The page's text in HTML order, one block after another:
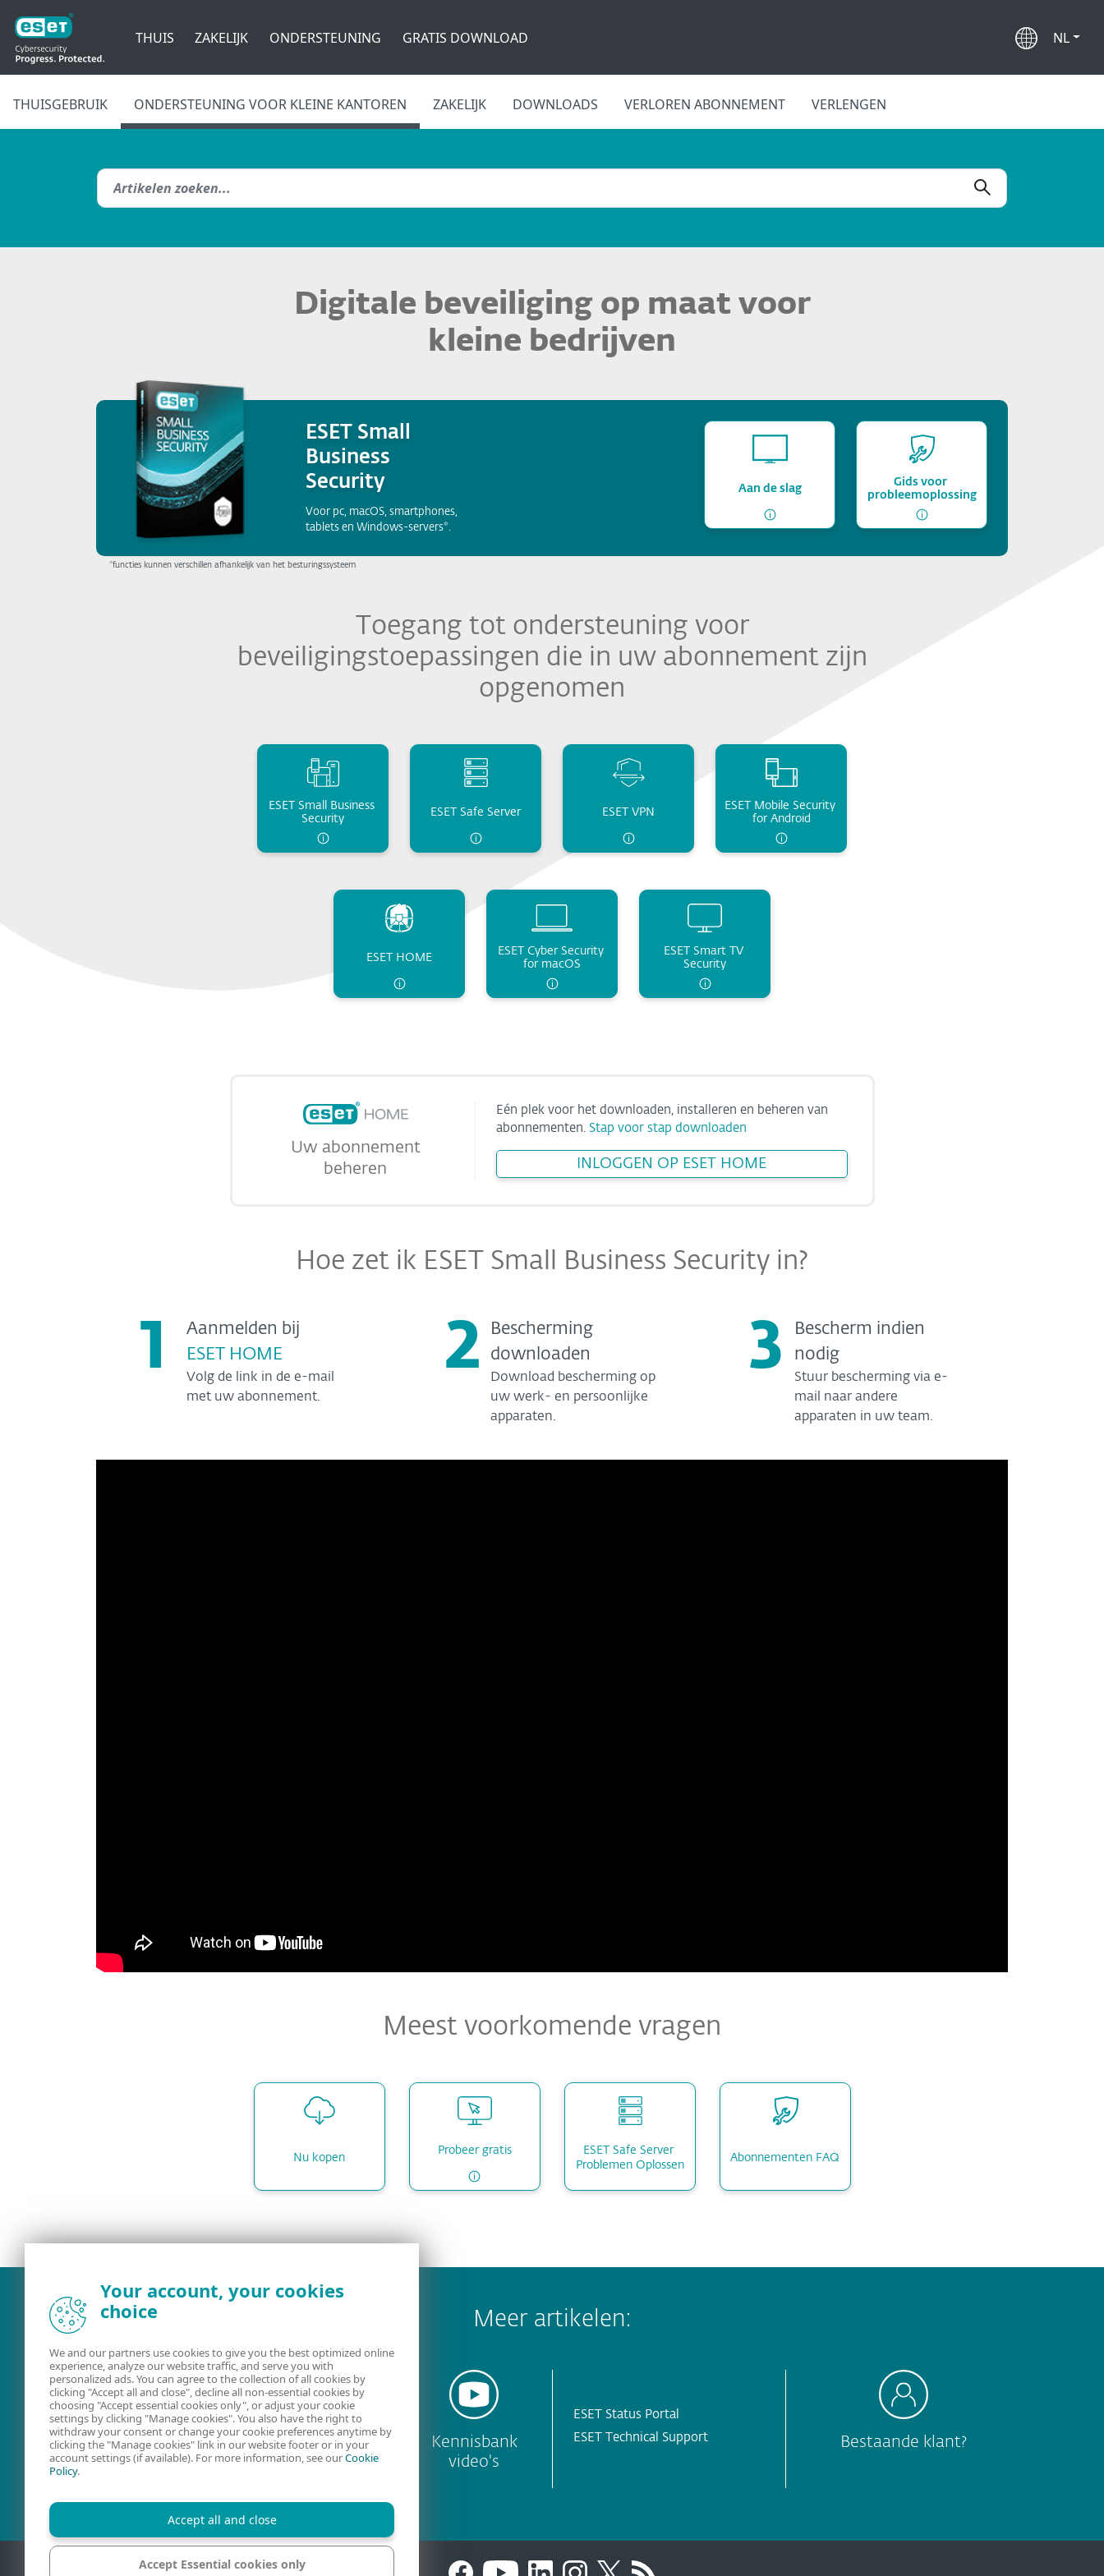
THUIS ZAKELIJK ONDERSTEUNING GRATIS DOWNLOAD NL
THUISGEBRUIK ONDERSTEUNING VOOR KLEINE KANTOREN ZAKELIJK DOWNLOADS VERLOREN ABONNEMENT VERLENGEN
Digitale beveiliging op maat voor
kleine bedrijven
ESET Small
Business
Security
Voor pc, macOS, smartphones,
tablets en Windows-servers*.
Aan de slag
Gids voor
probleemoplossing
*functies kunnen verschillen afhankelijk van het besturingssysteem
Toegang tot ondersteuning voor
beveiligingstoepassingen die in uw abonnement zijn
opgenomen
ESET Small Business
Security
ESET Safe Server ESET VPN
ESET Mobile Security
for Android
ESET HOME
ESET Cyber Security
for macOS
ESET Smart TV
Security
Uw abonnement
beheren
Eén plek voor het downloaden, installeren en beheren van
abonnementen. Stap voor stap downloaden
INLOGGEN OP ESET HOME
Hoe zet ik ESET Small Business Security in?
1
Aanmelden bij
ESET HOME
Volg de link in de e-mail
met uw abonnement.
2
Bescherming
downloaden
Download bescherming op
uw werk- en persoonlijke
apparaten.
3
Bescherm indien
nodig
Stuur bescherming via e-
mail naar andere
apparaten in uw team.
Meest voorkomende vragen
Nu kopen
Probeer gratis
ESET Safe Server
Problemen Oplossen
Abonnementen FAQ
Meer artikelen:
Documentatie
ESET Security
Forum
Kennisbank
video's
ESET Status Portal
ESET Technical Support
Bestaande klant?
Your account, your cookies
choice
We and our partners use cookies to give you the best optimized online
experience, analyze our website traffic, and serve you with
personalized ads. You can agree to the collection of all cookies by
clicking "Accept all and close", decline all non-essential cookies by
choosing "Accept essential cookies only", or adjust your cookie
settings by clicking "Manage cookies". You also have the right to
withdraw your consent or change your cookie preferences anytime by
clicking the "Manage cookies" link in our website footer or in your
account settings (if available). For more information, see ourCookie
Policy.
Accept all and close
Accept Essential cookies only